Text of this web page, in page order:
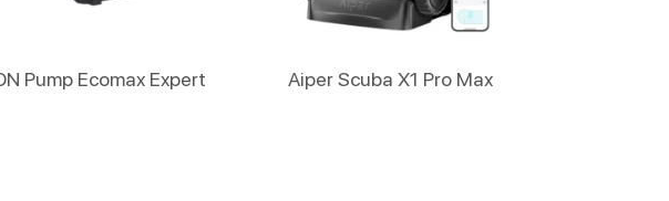
Pump Ecomax Expert Aiper Scuba X1 Pro Max